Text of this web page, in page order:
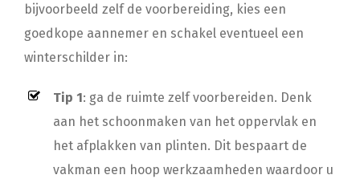
bijvoorbeeld zelf de voorbereiding, kies een
goedkope aannemer en schakel eventueel een
winterschilder in:
Tip 1: ga de ruimte zelf voorbereiden. Denk
aan het schoonmaken van het oppervlak en
het afplakken van plinten. Dit bespaart de
vakman een hoop werkzaamheden waardoor u